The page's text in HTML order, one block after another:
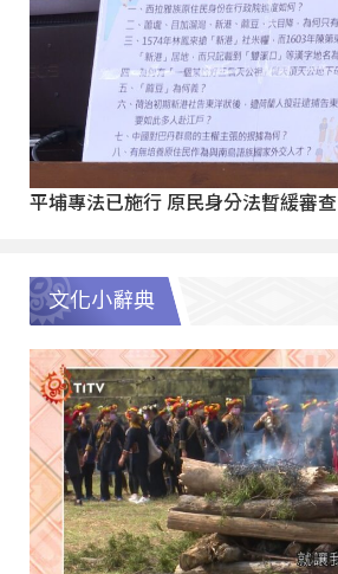
平埔專法已施行 原民身分法暫緩審查
文化小辭典